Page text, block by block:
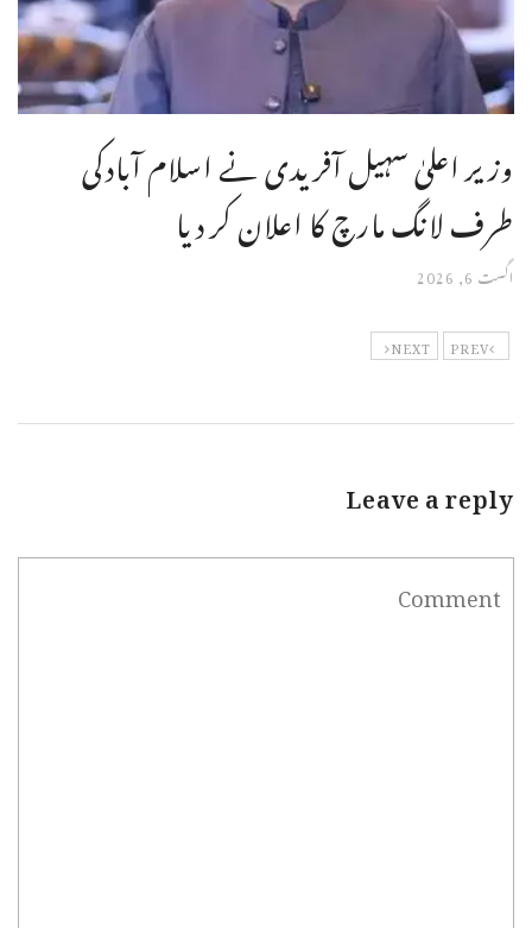
وزیر اعلیٰ سہیل آفریدی نے اسلام آبادکی
طرف لانگ مارچ کا اعلان کر دیا
اگست 6, 2026
PREV
NEXT
Leave a reply